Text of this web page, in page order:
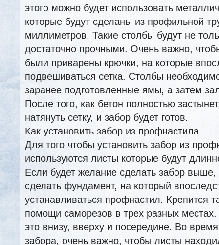
этого можно будет использовать
которые будут сделаны из профильной
миллиметров. Такие столбы будут не
достаточно прочными. Очень важно,
были приварены крючки, на которые
подвешиваться сетка. Столбы
заранее подготовленные ямы, а затем
После того, как бетон полностью
натянуть сетку, и забор будет готов.
Как установить забор из профнастила.
Для того чтобы установить забор из
используются листы которые будут
Если будет желание сделать забор выше,
сделать фундамент, на который
устанавливаться профнастил. Крепится
помощи саморезов в трех разных
это внизу, вверху и посередине. Во
забора, очень важно, чтобы листы